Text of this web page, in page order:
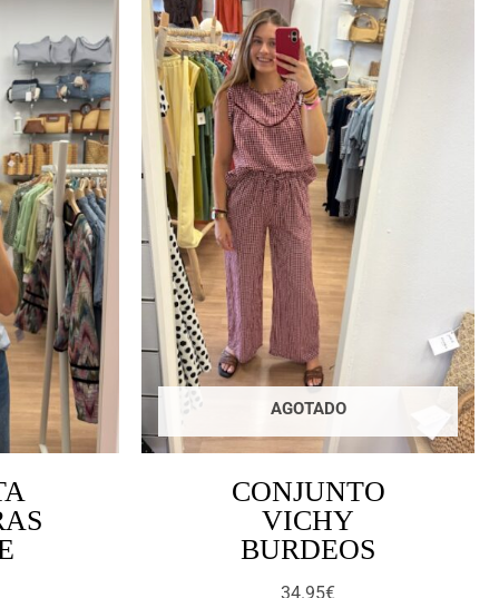
AGOTADO
CONJUNTO
VICHY
BURDEOS
34.95€